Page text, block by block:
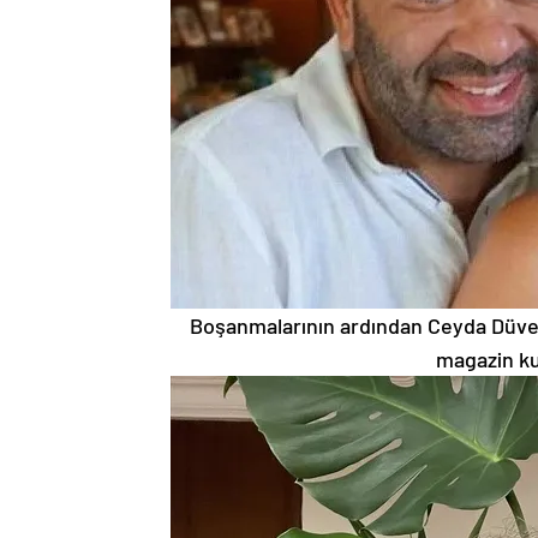
Boşanmalarının ardından Ceyda
magazin